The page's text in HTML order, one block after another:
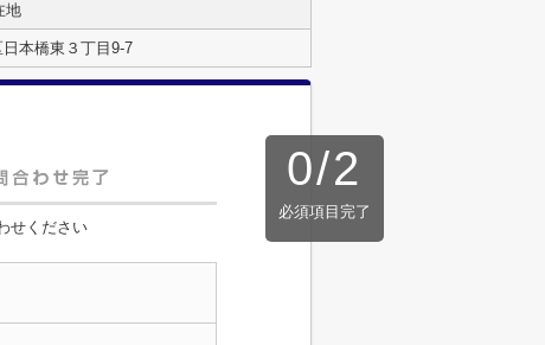
地
本橋東３丁目9-7
0/2
必須項目完了
せください